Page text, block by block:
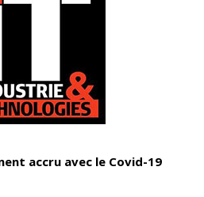
accru avec le Covid-19